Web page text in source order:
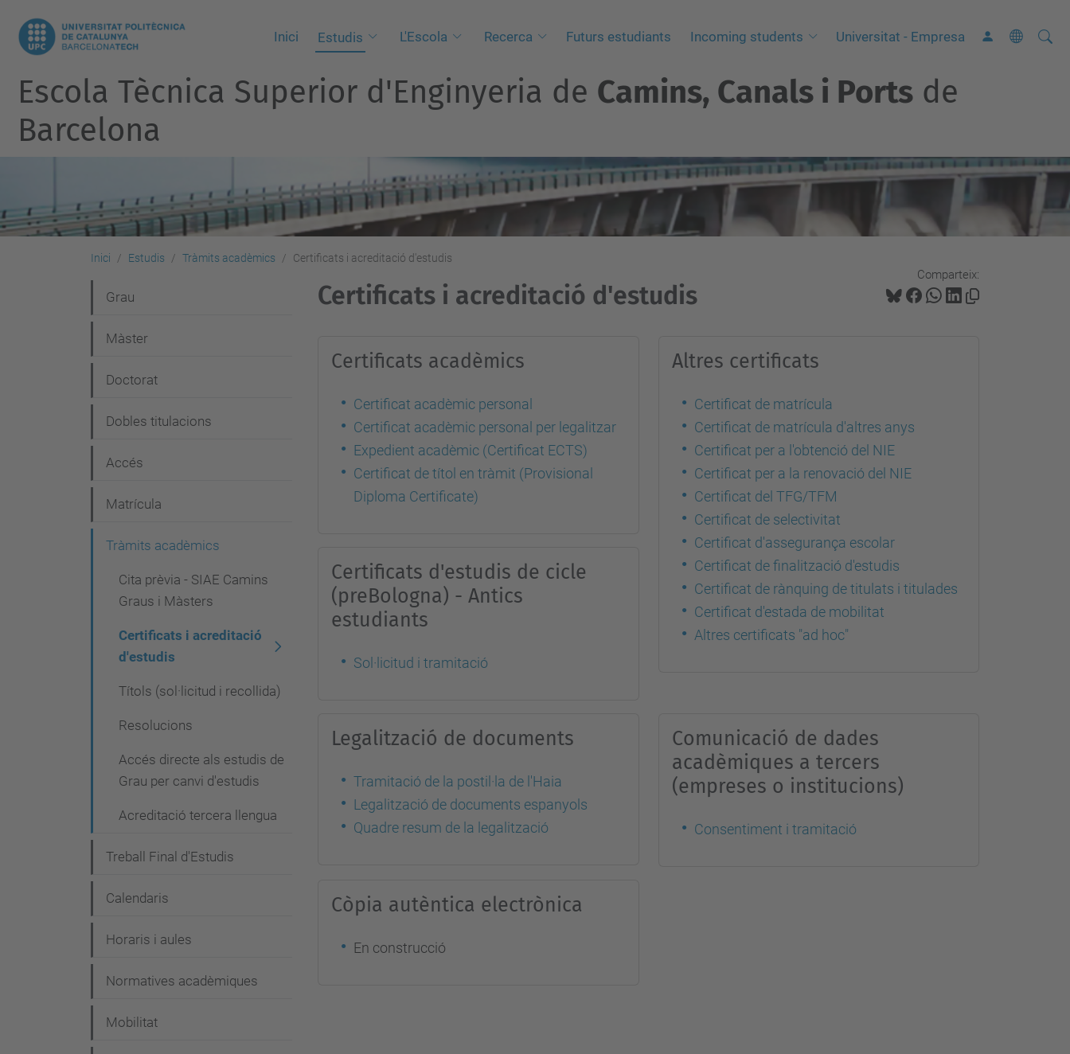
Inici Estudis L'Escola Recerca Futurs estudiants Incoming students Universitat - Empresa Cerca
C
v
a
Escola Tècnica Superior d'Enginyeria de Camins, Canals i Portsde
Barcelona
Inici Estudis Tràmits acadèmics Certificats i acreditació d'estudis
Comparteix:
Certificats i acreditació d'estudis
Certificats acadèmics
Certificat acadèmic personal
Certificat acadèmic personal per legalitzar
Expedient acadèmic (Certificat ECTS)
Certificat de títol en tràmit (Provisional
Diploma Certificate)
Certificats d'estudis de cicle
(preBologna) - Antics
estudiants
Sol·licitud i tramitació
Altres certificats
Certificat de matrícula
Certificat de matrícula d'altres anys
Certificat per a l'obtenció del NIE
Certificat per a la renovació del NIE
Certificat del TFG/TFM
Certificat de selectivitat
Certificat d'assegurança escolar
Certificat de finalització d'estudis
Certificat de rànquing de titulats i titulades
Certificat d'estada de mobilitat
Altres certificats "ad hoc"
Legalització de documents
Tramitació de la postil·la de l'Haia
Legalització de documents espanyols
Quadre resum de la legalització
Comunicació de dades
acadèmiques a tercers
(empreses o institucions)
Consentiment i tramitació
Còpia autèntica electrònica
En construcció
a
v
g
a
i
ó
Grau
Màster
Doctorat
Dobles titulacions
Accés
Matrícula
Tràmits acadèmics
Cita prèvia - SIAE Camins
Graus i Màsters
Certificats i acreditació
d'estudis
Títols (sol·licitud i recollida)
Resolucions
Accés directe als estudis de
Grau per canvi d'estudis
Acreditació tercera llengua
Treball Final d'Estudis
Calendaris
Horaris i aules
Normatives acadèmiques
Mobilitat